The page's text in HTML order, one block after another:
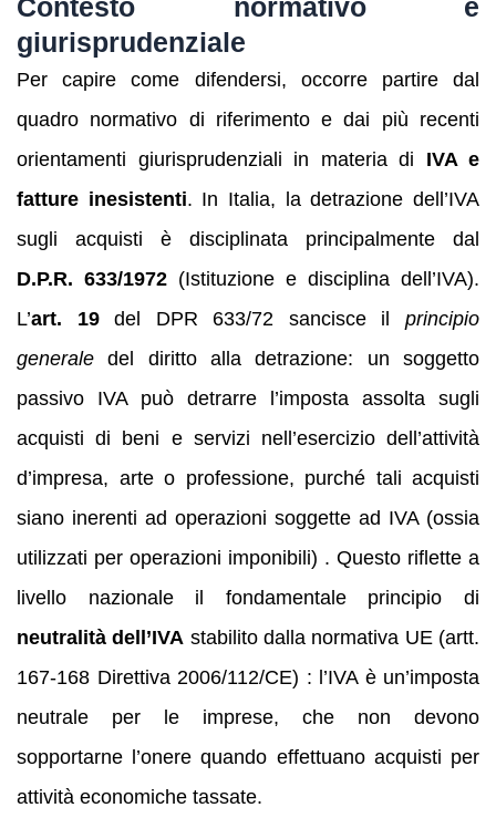
Contesto normativo e
giurisprudenziale
Per capire come difendersi, occorre partire dal
quadro normativo di riferimento e dai più recenti
orientamenti giurisprudenziali in materia di IVA e
fatture inesistenti. In Italia, la detrazione dell’IVA
sugli acquisti è disciplinata principalmente dal
D.P.R. 633/1972 (Istituzione e disciplina dell’IVA).
L’art. 19del DPR 633/72 sancisce ilprincipio
generale del diritto alla detrazione: un soggetto
passivo IVA può detrarre l’imposta assolta sugli
acquisti di beni e servizi nell’esercizio dell’attività
d’impresa, arte o professione, purché tali acquisti
siano inerenti ad operazioni soggette ad IVA (ossia
utilizzati per operazioni imponibili) . Questo riflette a
livello nazionale il fondamentale principio di
neutralità dell’IVA stabilito dalla normativa UE (artt.
167-168 Direttiva 2006/112/CE) : l’IVA è un’imposta
neutrale per le imprese, che non devono
sopportarne l’onere quando effettuano acquisti per
attività economiche tassate.